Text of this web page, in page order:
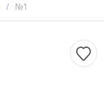
/ №1